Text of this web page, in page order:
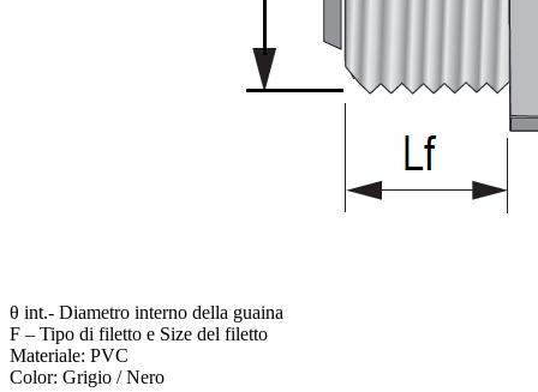
θ int.- Diametro interno della guaina
F – Tipo di filetto e Size del filetto
Materiale: PVC
Color: Grigio / Nero